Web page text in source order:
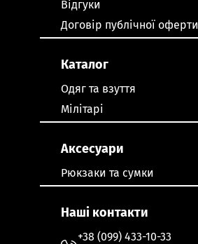
Відгуки
Договір публічної оферти
Каталог
Одяг та взуття
Мілітарі
Аксесуари
Рюкзаки та сумки
Наші контакти
+38 (099) 433-10-33